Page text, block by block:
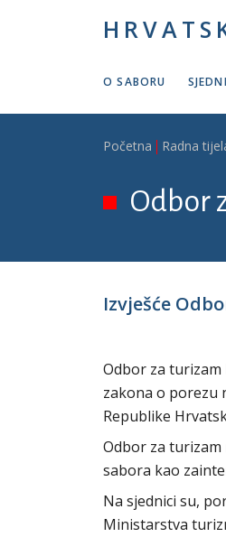
O SABORU
Početna Radna
Odbor
Izvješće
Odbor za turizam
zakona o porezu
Republike
Odbor za
sabora kao
Na sjednici su,
Ministarstva